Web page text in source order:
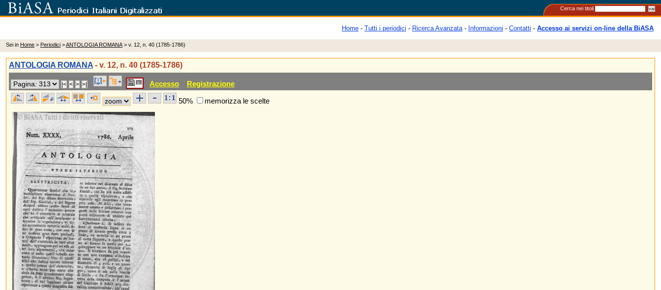
Cerca nei titoli
Home - Tutti i periodici - Ricerca Avanzata- Informazioni - Contatti - Accesso ai servizi on-line della BiASA
Sei in Home > Periodici >ANTOLOGIA ROMANA > v. 12, n. 40 (1785-1786)
ANTOLOGIA ROMANA - v. 12, n. 40 (1785-1786)
Accesso Registrazione
50% memorizza le scelte